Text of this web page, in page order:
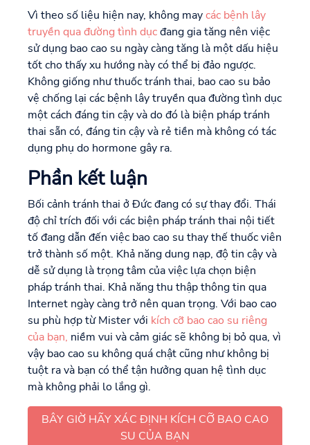
Vì theo số liệu hiện nay, không maycác bệnh lây
truyền qua đường tình dụcđang gia tăng nên việc
sử dụng bao cao su ngày càng tăng là một dấu hiệu
tốt cho thấy xu hướng này có thể bị đảo ngược.
Không giống như thuốc tránh thai, bao cao su bảo
vệ chống lại các bệnh lây truyền qua đường tình dục
một cách đáng tin cậy và do đó là biện pháp tránh
thai sẵn có, đáng tin cậy và rẻ tiền mà không có tác
dụng phụ do hormone gây ra.
Phần kết luận
Bối cảnh tránh thai ở Đức đang có sự thay đổi. Thái
độ chỉ trích đối với các biện pháp tránh thai nội tiết
tố đang dẫn đến việc bao cao su thay thế thuốc viên
trở thành số một. Khả năng dung nạp, độ tin cậy và
dễ sử dụng là trọng tâm của việc lựa chọn biện
pháp tránh thai. Khả năng thu thập thông tin qua
Internet ngày càng trở nên quan trọng. Với bao cao
su phù hợp từ Mister với kích cỡ bao cao su riêng
của bạn, niềm vui và cảm giác sẽ không bị bỏ qua, vì
vậy bao cao su không quá chật cũng như không bị
tuột ra và bạn có thể tận hưởng quan hệ tình dục
mà không phải lo lắng gì.
BÂY GIỜ HÃY XÁC ĐỊNH KÍCH CỠ BAO CAO
SU CỦA BẠN